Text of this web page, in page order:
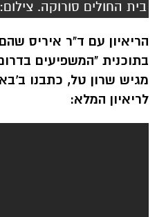
מגיש שרון טל, כתבנו